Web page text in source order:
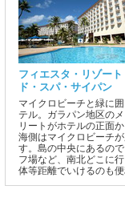
フィエスタ・リゾー
ド・スパ・サイパン
マイクロビーチと緑に
テル。ガラパン地区のメ
リートがホテルの正面か
海側はマイクロビーチが
す。島の中央にあるの
フ場など、南北どこに
体等距離でいけるのも便